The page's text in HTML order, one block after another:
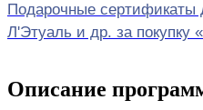
Подарочные сертификаты
Л'Этуаль и др. за покупку
Описание